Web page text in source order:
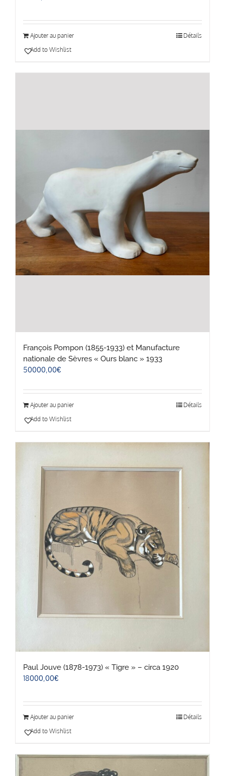
Ajouter au panier
Détails
Add to Wishlist
François Pompon (1855-1933) et Manufacture
nationale de Sèvres « Ours blanc » 1933
50000,00€
Ajouter au panier
Détails
Add to Wishlist
Paul Jouve (1878-1973) « Tigre » – circa 1920
18000,00€
Ajouter au panier
Détails
Add to Wishlist